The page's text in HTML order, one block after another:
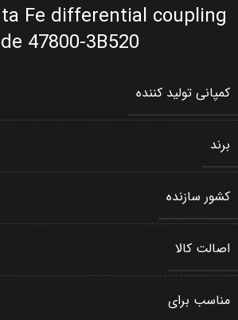
Fe differential coupling
47800-3B520
کمپانی تولید کننده
برند
کشور سازنده
اصالت کالا
مناسب برای